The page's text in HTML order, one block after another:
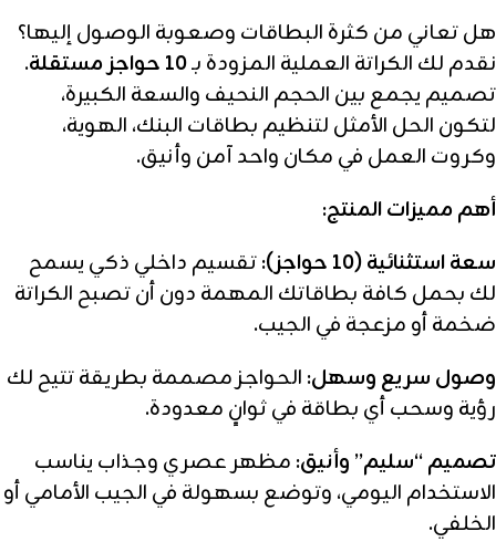
هل تعاني من كثرة البطاقات وصعوبة الوصول إليها؟
نقدم لك الكراتة العملية المزودة بـ10 حواجز مستقلة
.
تصميم يجمع بين الحجم النحيف والسعة الكبيرة،
لتكون الحل الأمثل لتنظيم بطاقات البنك، الهوية،
وكروت العمل في مكان واحد آمن وأنيق.
أهم مميزات المنتج:
سعة استثنائية (10 حواجز):
تقسيم داخلي ذكي يسمح
لك بحمل كافة بطاقاتك المهمة دون أن تصبح الكراتة
ضخمة أو مزعجة في الجيب.
وصول سريع وسهل: الحواجز مصممة بطريقة تتيح لك
رؤية وسحب أي بطاقة في ثوانٍ معدودة.
تصميم “سليم” وأنيق: مظهر عصري وجذاب يناسب
الاستخدام اليومي، وتوضع بسهولة في الجيب الأمامي أو
الخلفي.